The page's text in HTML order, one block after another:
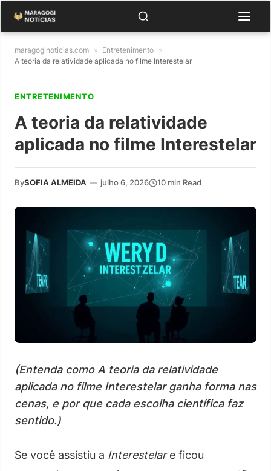
maragoginoticias.com » Entretenimento »
A teoria da relatividade aplicada no filme Interestelar
ENTRETENIMENTO
A teoria da relatividade
aplicada no filme Interestelar
BySOFIA ALMEIDA — julho 6, 2026 10 min Read
(Entenda como A teoria da relatividade
aplicada no filme Interestelar ganha forma nas
cenas, e por que cada escolha científica faz
sentido.)
Se você assistiu a Interestelare ficou